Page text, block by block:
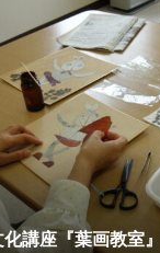
講座『葉画教室』